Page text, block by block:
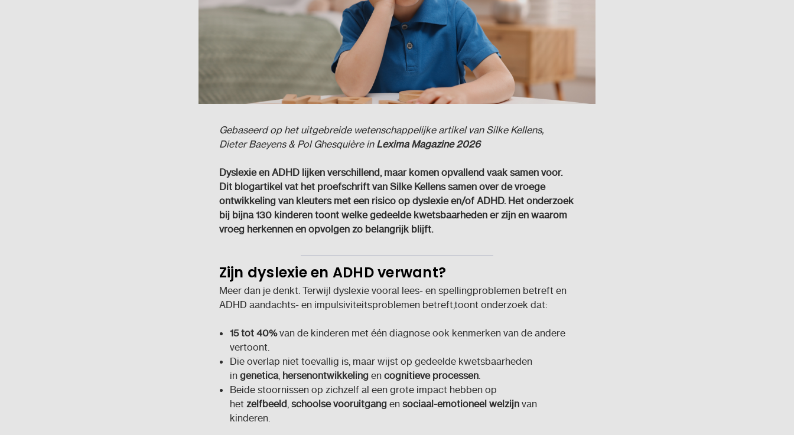
Gebaseerd op het uitgebreide wetenschappelijke artikel van Silke Kellens,
Dieter Baeyens & Pol Ghesquière in Lexima Magazine 2026
Dyslexie en ADHD lijken verschillend, maar komen opvallend vaak samen voor.
Dit blogartikel vat het proefschrift van Silke Kellens samen over de vroege
ontwikkeling van kleuters met een risico op dyslexie en/of ADHD. Het onderzoek
bij bijna 130 kinderen toont welke gedeelde kwetsbaarheden er zijn en waarom
vroeg herkennen en opvolgen zo belangrijk blijft.
Zijn dyslexie en ADHD verwant?
Meer dan je denkt. Terwijl dyslexie vooral lees- en spellingproblemen betreft en
ADHD aandachts- en impulsiviteitsproblemen betreft,toont onderzoek dat:
15 tot 40%van de kinderen met één diagnose ook kenmerken van de andere
vertoont.
Die overlap niet toevallig is, maar wijst op gedeelde kwetsbaarheden
in genetica, hersenontwikkelingen cognitieve processen.
Beide stoornissen op zichzelf al een grote impact hebben op
het zelfbeeld, schoolse vooruitgangen sociaal-emotioneel welzijnvan
kinderen.